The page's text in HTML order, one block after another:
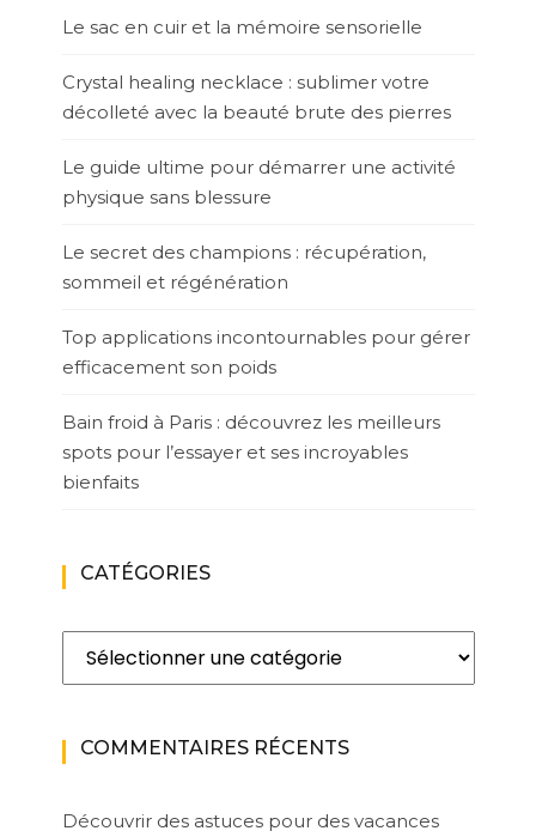
Le sac en cuir et la mémoire sensorielle
Crystal healing necklace : sublimer votre
décolleté avec la beauté brute des pierres
Le guide ultime pour démarrer une activité
physique sans blessure
Le secret des champions : récupération,
sommeil et régénération
Top applications incontournables pour gérer
efficacement son poids
Bain froid à Paris : découvrez les meilleurs
spots pour l’essayer et ses incroyables
bienfaits
CATÉGORIES
Catégories
COMMENTAIRES RÉCENTS
Découvrir des astuces pour des vacances